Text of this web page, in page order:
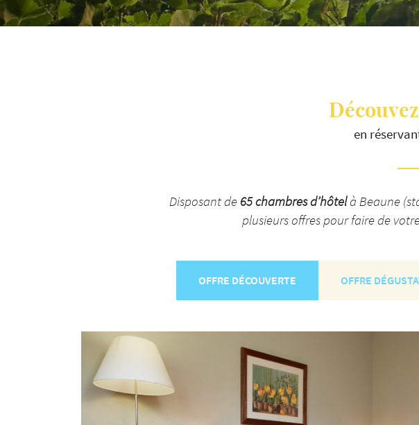
 Recopier le code ci-contre
en
Disposant de 65 chambres d’hôtelà Beaune
plusieurs offres pour faire de
OFFRE DÉCOUVERTE OFFRE